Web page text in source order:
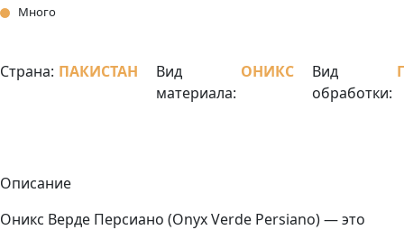
Много
Страна: ПАКИСТАН
Вид
материала:
ОНИКС
Вид
обработки:
Описание
Оникс Верде Персиано (Onyx Verde Persiano) — это